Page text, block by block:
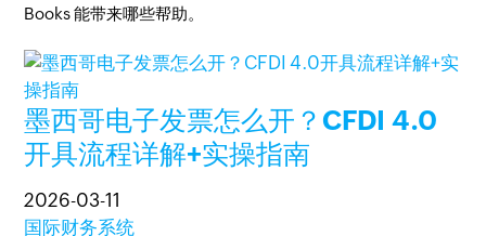
Books 能带来哪些帮助。
墨西哥电子发票怎么开？CFDI 4.0
开具流程详解+实操指南
2026-03-11
国际财务系统